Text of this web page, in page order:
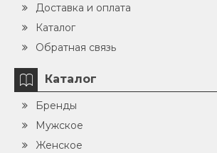
Доставка и оплата
Каталог
Обратная связь
Каталог
Бренды
Мужское
Женское